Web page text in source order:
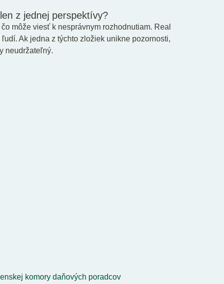
z jednej perspektívy?
môže viesť k nesprávnym rozhodnutiam. Real
Ak jedna z týchto zložiek unikne pozornosti,
neudržateľný.
komory daňových poradcov